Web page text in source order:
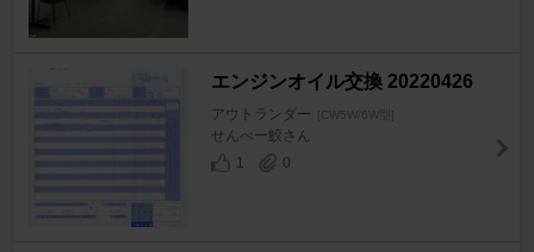
エンジンオイル交換 20220426
アウトランダー [CW5W/6W型]
せんべー鮫さん
1
0